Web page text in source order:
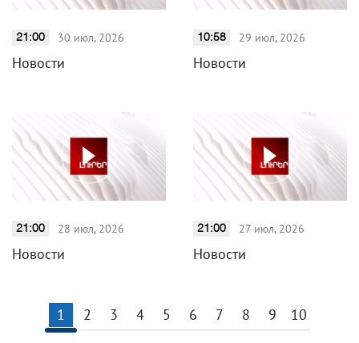
21:00 30 июл, 2026
Новости
10:58 29 июл, 2026
Новости
21:00 28 июл, 2026
Новости
21:00 27 июл, 2026
Новости
1 2 3 4 5 6 7 8 9 10